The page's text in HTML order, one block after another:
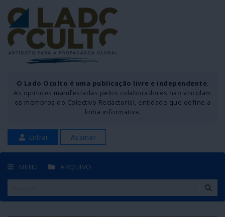
O Lado Oculto é uma publicação livre e independente.
As opiniões manifestadas pelos colaboradores não vinculam
os membros do Colectivo Redactorial, entidade que define a
linha informativa.
Entrar Assinar
MENU ARQUIVO